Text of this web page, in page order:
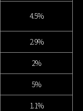
4.5%
2.9%
2%
5%
1.1%